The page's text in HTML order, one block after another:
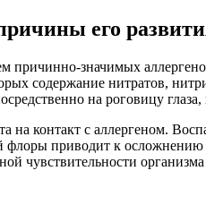
его
причинно-значимых
содержание нитратов,
на роговицу
на контакт с аллергеном.
приводит к
чувствительности